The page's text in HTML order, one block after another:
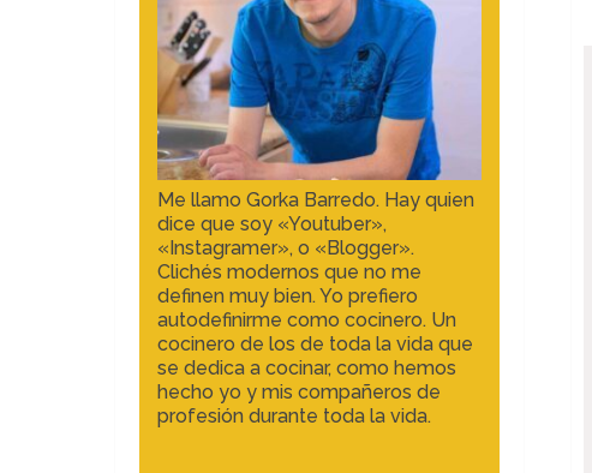
Me llamo Gorka Barredo. Hay quien
dice que soy «Youtuber»,
«Instagramer», o «Blogger».
Clichés modernos que no me
definen muy bien. Yo prefiero
autodefinirme como cocinero. Un
cocinero de los de toda la vida que
se dedica a cocinar, como hemos
hecho yo y mis compañeros de
profesión durante toda la vida.